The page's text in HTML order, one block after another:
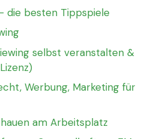
die besten Tippspiele
selbst veranstalten &
Werbung, Marketing für
am Arbeitsplatz